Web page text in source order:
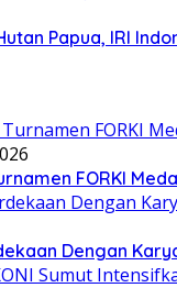
Papua, IRI
FORKI
Dengan